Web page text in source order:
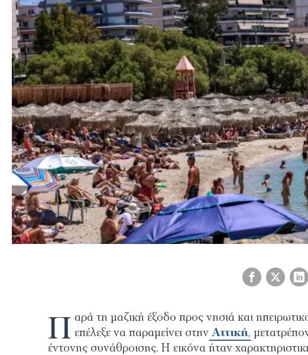
Π αρά τη μαζική έξοδο προς νησιά και
επέλεξε να παραμείνει στην Αττική,
έντονης συνάθροισης. Η εικόνα ήταν